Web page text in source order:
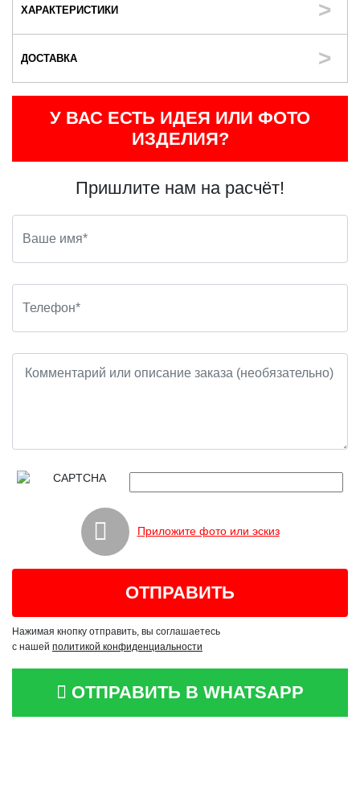
ХАРАКТЕРИСТИКИ
ДОСТАВКА
У ВАС ЕСТЬ ИДЕЯ ИЛИ ФОТО
ИЗДЕЛИЯ?
Пришлите нам на расчёт!
Приложите фото или эскиз
Нажимая кнопку отправить, вы соглашаетесь
с нашей политикой конфиденциальности
ОТПРАВИТЬ В WHATSAPP